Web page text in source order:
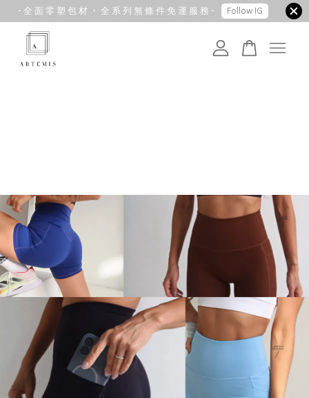
- 全 面 零 塑 包 材 ・ 全 系 列 無 條 件 免 運 服 務 - Follow IG
您的購物車目前還是空的。